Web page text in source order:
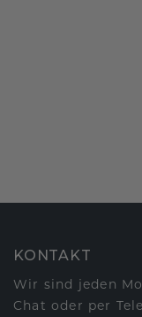
KONTAKT
Wir sind jeden
Chat oder per